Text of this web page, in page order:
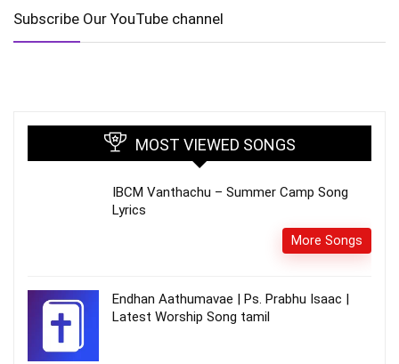
Subscribe Our YouTube channel
MOST VIEWED SONGS
IBCM Vanthachu – Summer Camp Song
Lyrics
More Songs
Endhan Aathumavae | Ps. Prabhu Isaac |
Latest Worship Song tamil